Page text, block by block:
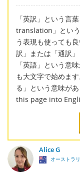
「英訳」という言
translation」とい
う表現も使っても
訳」または「通訳
「英語」という意
も大文字で始めま
る」という意味が
this page into
Alice G
オーストラ